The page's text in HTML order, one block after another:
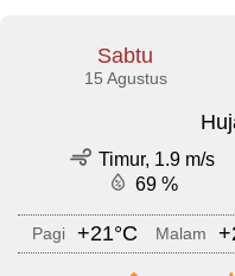
Sabtu
15 Agustus
Timur, 1.9 m/s
69 %
Pagi +21°C Malam